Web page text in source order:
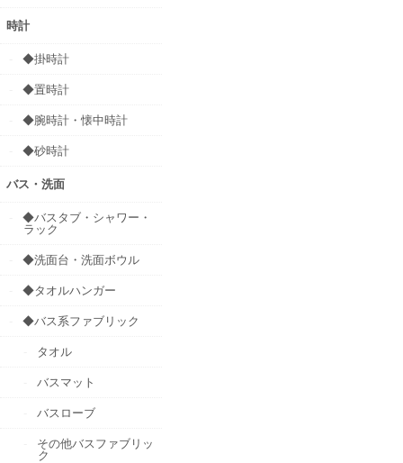
時計
◆掛時計
◆置時計
◆腕時計・懐中時計
◆砂時計
バス・洗面
◆バスタブ・シャワー・
ラック
◆洗面台・洗面ボウル
◆タオルハンガー
◆バス系ファブリック
タオル
バスマット
バスローブ
その他バスファブリッ
ク